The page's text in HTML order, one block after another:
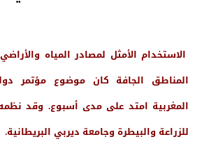
الاستخدام الأمثل لمصادر المياه
المناطق الجافة كان موضوع مؤتمر
المغربية امتد على مدى أسبوع. وقد
للزراعة والبيطرة وجامعة ديربي البريطانية.